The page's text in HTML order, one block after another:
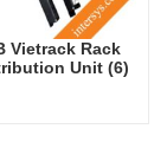
Vietrack Rack
Unit (6)